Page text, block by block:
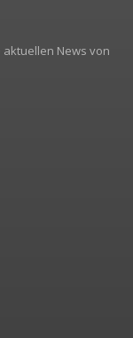
aktuellen News von